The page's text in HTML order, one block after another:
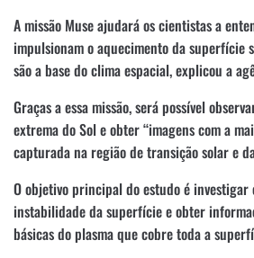
A missão Muse ajudará os cientistas a
impulsionam o aquecimento da superfície
são a base do clima espacial, explicou a
Graças a essa missão, será possível
extrema do Sol e obter “imagens com a
capturada na região de transição solar e
O objetivo principal do estudo é investigar
instabilidade da superfície e obter
básicas do plasma que cobre toda a